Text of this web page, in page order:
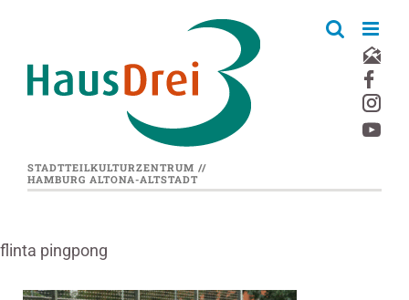
STADTTEILKULTURZENTRUM //
HAMBURG ALTONA-ALTSTADT
flinta pingpong